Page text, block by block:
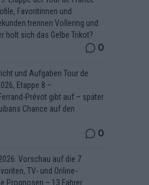
Favoritinnen und
trennen Vollering und
holt sich das Gelbe Trikot?
0
und Aufgaben Tour de
Etappe 8 –
Prévot gibt auf – später
Chance auf den
0
Vorschau auf die 7.
TV- und Online-
Prognosen – 13 Fahrer